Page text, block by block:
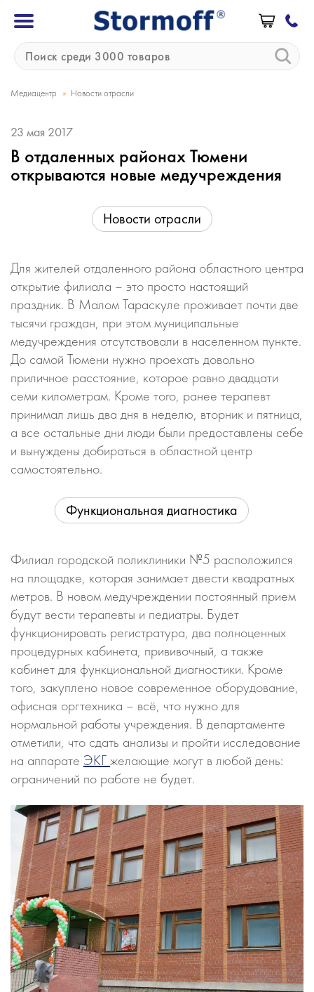
Медиацентр » Новости отрасли
23 мая 2017
В отдаленных районах Тюмени
открываются новые медучреждения
Новости отрасли
Для жителей отдаленного района областного центра
открытие филиала – это просто настоящий
праздник. В Малом Тараскуле проживает почти две
тысячи граждан, при этом муниципальные
медучреждения отсутствовали в населенном пункте.
До самой Тюмени нужно проехать довольно
приличное расстояние, которое равно двадцати
семи километрам. Кроме того, ранее терапевт
принимал лишь два дня в неделю, вторник и пятница,
а все остальные дни люди были предоставлены себе
и вынуждены добираться в областной центр
самостоятельно.
Функциональная диагностика
Филиал городской поликлиники №5 расположился
на площадке, которая занимает двести квадратных
метров. В новом медучреждении постоянный прием
будут вести терапевты и педиатры. Будет
функционировать регистратура, два полноценных
процедурных кабинета, прививочный, а также
кабинет для функциональной диагностики. Кроме
того, закуплено новое современное оборудование,
офисная оргтехника – всё, что нужно для
нормальной работы учреждения. В департаменте
отметили, что сдать анализы и пройти исследование
на аппарате ЭКГжелающие могут в любой день:
ограничений по работе не будет.